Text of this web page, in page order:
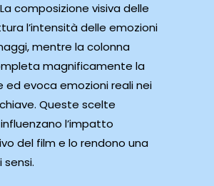
composizione visiva delle
l’intensità delle emozioni
mentre la colonna
magnificamente la
ed evoca emozioni reali nei
Queste scelte
l’impatto
del film e lo rendono una